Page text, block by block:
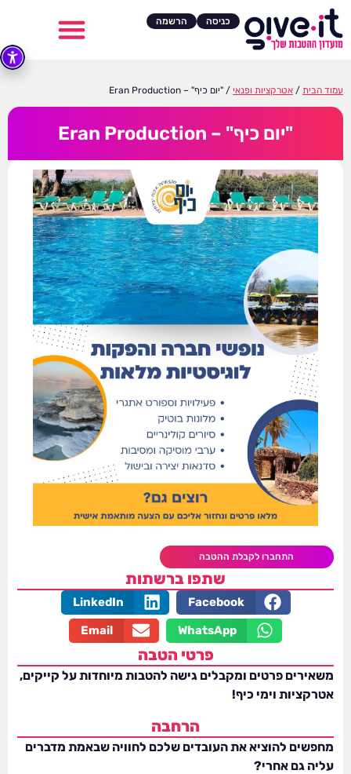
כניסה הרשמה
עמוד הבית / אטרקציות ופנאי / "יום כיף" – Eran Production
"יום כיף" – Eran Production
התחברו לקבלת ההטבה
שתפו ברשתות
Facebook
LinkedIn
WhatsApp
Email
פרטי הטבה
משאירים פרטים ומקבלים גישה להטבות מיוחדות על קייקים,
אטרקציות וימי כיף!
הרחבה
מחפשים להוציא את העובדים שלכם לחוויה שבאמת מדברים
עליה גם אחרי?